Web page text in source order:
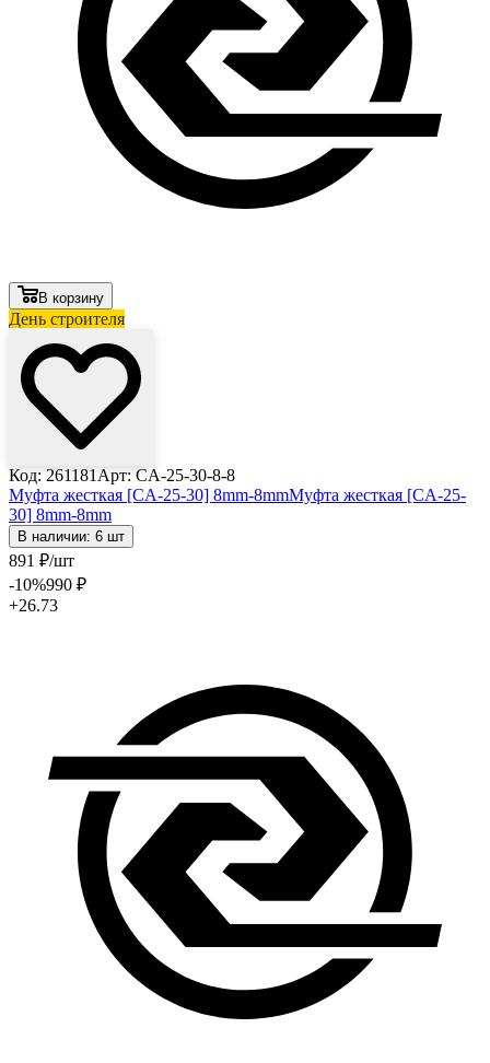
В корзину
День строителя
Код: 261181 Арт: CA-25-30-8-8
Муфта жесткая [CA-25-30] 8mm-8mmМуфта жесткая [CA-25-
30] 8mm-8mm
В наличии: 6 шт
891 ₽/шт
-10%990 ₽
+26.73